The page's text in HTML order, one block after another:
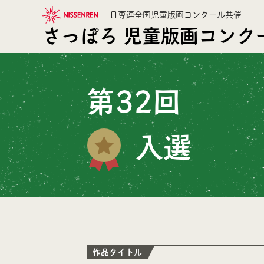
日専連全国児童版画コンクール共催
さっぽろ 児童版画コンク
第32回
入選
作品タイトル